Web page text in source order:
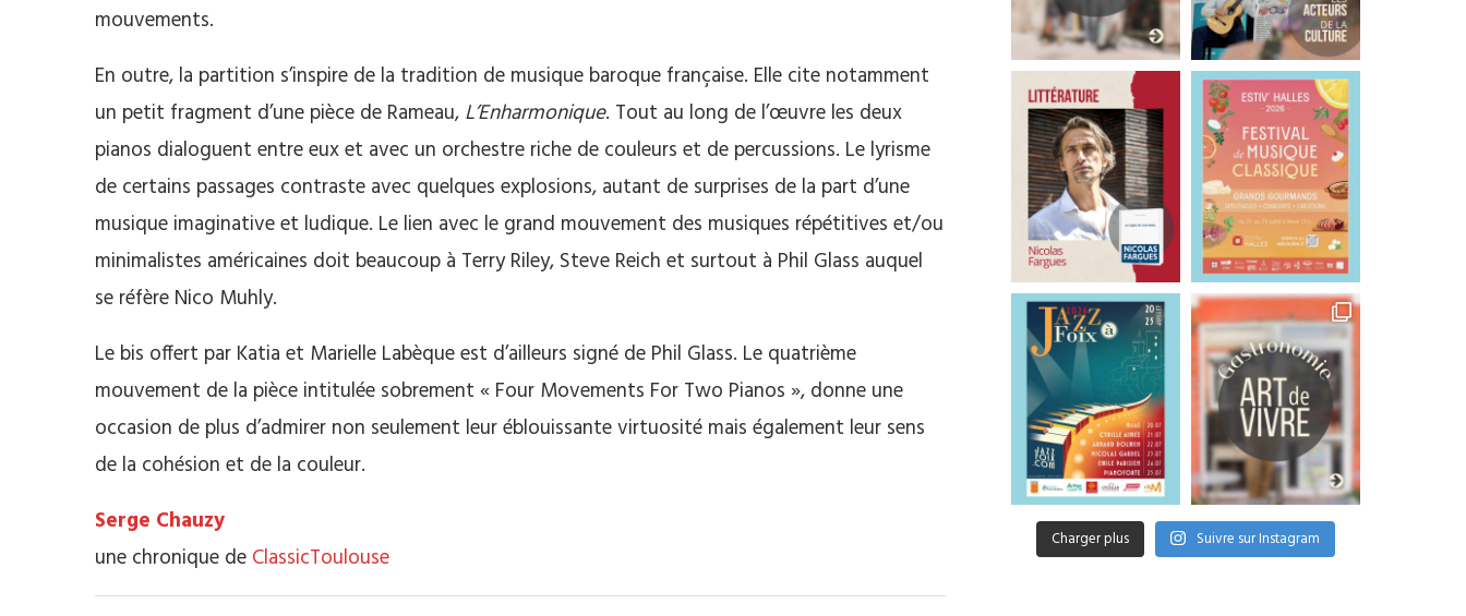
mouvements.
En outre, la partition s’inspire de la tradition de musique baroque française. Elle cite notamment
un petit fragment d’une pièce de Rameau, L’Enharmonique. Tout au long de l’œuvre les deux
pianos dialoguent entre eux et avec un orchestre riche de couleurs et de percussions. Le lyrisme
de certains passages contraste avec quelques explosions, autant de surprises de la part d’une
musique imaginative et ludique. Le lien avec le grand mouvement des musiques répétitives et/ou
minimalistes américaines doit beaucoup à Terry Riley, Steve Reich et surtout à Phil Glass auquel
se réfère Nico Muhly.
Le bis offert par Katia et Marielle Labèque est d’ailleurs signé de Phil Glass. Le quatrième
mouvement de la pièce intitulée sobrement « Four Movements For Two Pianos », donne une
occasion de plus d’admirer non seulement leur éblouissante virtuosité mais également leur sens
de la cohésion et de la couleur.
Serge Chauzy
une chronique de ClassicToulouse
Charger plus Suivre sur Instagram